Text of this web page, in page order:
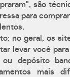
são
para
no geral, os
levar você
depósito
mais